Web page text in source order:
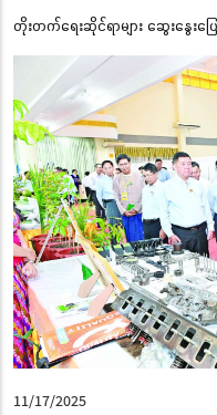
တိုးတက်ရေးဆိုင်ရာများ ဆွေးနွေးပြေ
11/17/2025